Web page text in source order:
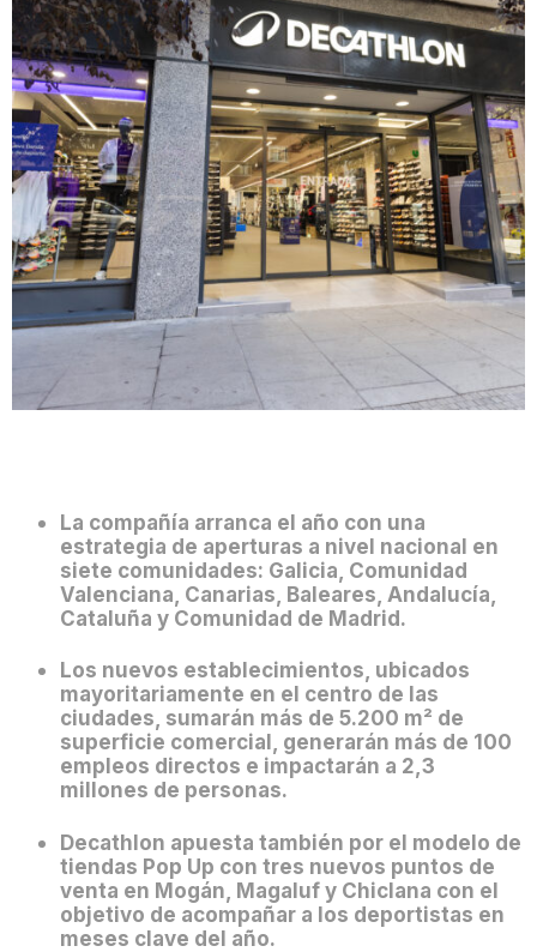
La compañía arranca el año con una
estrategia de aperturas a nivel nacional en
siete comunidades: Galicia, Comunidad
Valenciana, Canarias, Baleares, Andalucía,
Cataluña y Comunidad de Madrid.
Los nuevos establecimientos, ubicados
mayoritariamente en el centro de las
ciudades, sumarán más de 5.200 m² de
superficie comercial, generarán más de 100
empleos directos e impactarán a 2,3
millones de personas.
Decathlon apuesta también por el modelo de
tiendas Pop Up con tres nuevos puntos de
venta en Mogán, Magaluf y Chiclana con el
objetivo de acompañar a los deportistas en
meses clave del año.